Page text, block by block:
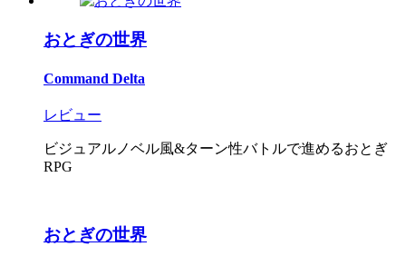
おとぎの世界
Command Delta
レビュー
ビジュアルノベル風&ターン性バトルで進めるおとぎ
RPG
おとぎの世界